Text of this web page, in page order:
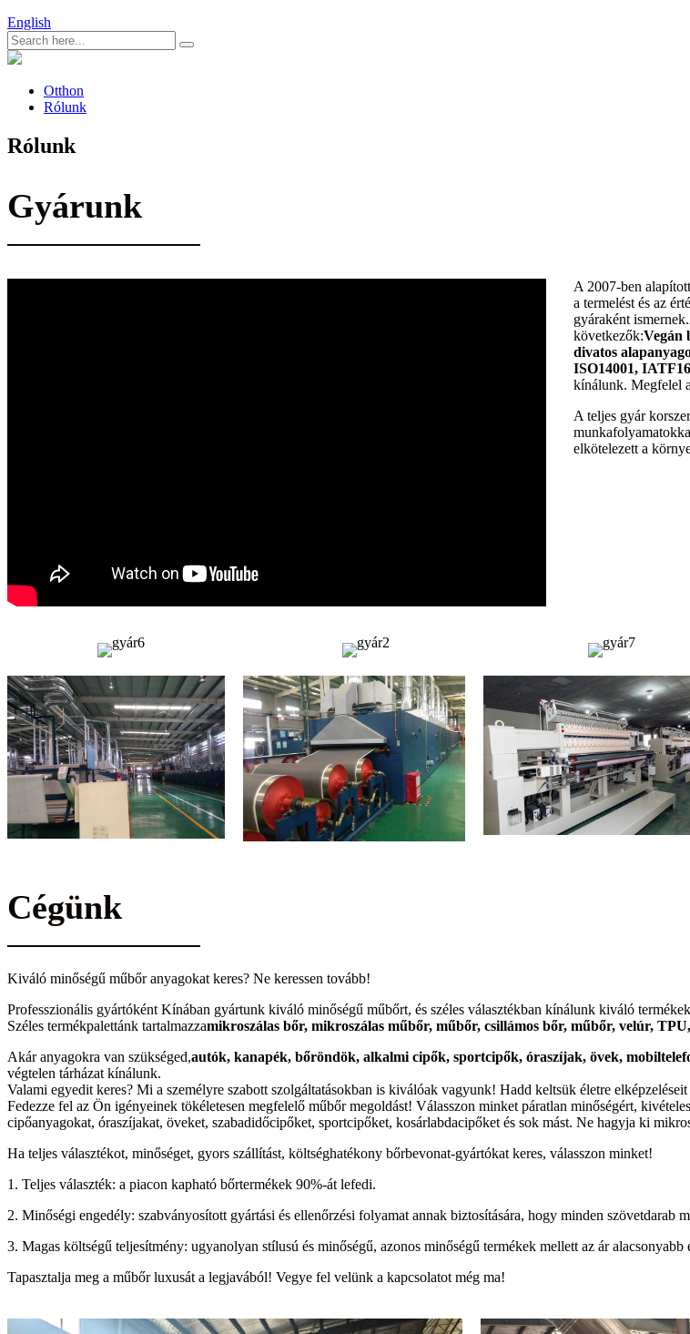
English
Otthon
Rólunk
Rólunk
Gyárunk
A 2007-ben
a termelést és az
gyáraként ismernek.
következők:Vegán
divatos
ISO14001,
kínálunk. Megfelel
A teljes gyár
elkötelezett a
Cégünk
Kiváló minőségű műbőr anyagokat keres? Ne keressen tovább!
Professzionális gyártóként Kínában gyártunk kiváló minőségű műbőrt, és széles választékban kínálunk kiváló
Széles termékpalettánk tartalmazzamikroszálas bőr, mikroszálas műbőr, műbőr, csillámos bőr, műbőr, velúr,
Akár anyagokra van szükséged,autók, kanapék, bőröndök, alkalmi cipők, sportcipők, óraszíjak, övek,
végtelen tárházat kínálunk.
Valami egyedit keres? Mi a személyre szabott szolgáltatásokban is kiválóak vagyunk! Hadd keltsük életre
Fedezze fel az Ön igényeinek tökéletesen megfelelő műbőr megoldást! Válasszon minket páratlan minőségért,
cipőanyagokat, óraszíjakat, öveket, szabadidőcipőket, sportcipőket, kosárlabdacipőket és sok mást. Ne hagyja ki
Ha teljes választékot, minőséget, gyors szállítást, költséghatékony bőrbevonat-gyártókat keres, válasszon minket!
1. Teljes választék: a piacon kapható bőrtermékek 90%-át lefedi.
2. Minőségi engedély: szabványosított gyártási és ellenőrzési folyamat annak biztosítására, hogy minden szövetdarab
3. Magas költségű teljesítmény: ugyanolyan stílusú és minőségű, azonos minőségű termékek mellett az ár alacsonyabb
Tapasztalja meg a műbőr luxusát a legjavából! Vegye fel velünk a kapcsolatot még ma!